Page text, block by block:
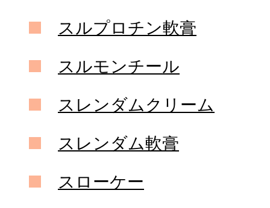
スルプロチン軟膏
スルモンチール
スレンダムクリーム
スレンダム軟膏
スローケー